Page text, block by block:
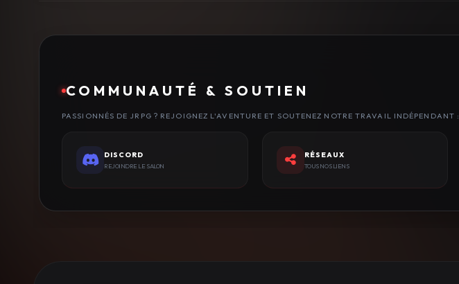
COMMUNAUTÉ & SOUTIEN
PASSIONNÉS DE JRPG ? REJOIGNEZ L'AVENTURE ET SOUTENEZ NOTRE TRAVAIL INDÉPENDANT :
DISCORD
REJOINDRE LE SALON
RÉSEAUX
TOUS NOS LIENS